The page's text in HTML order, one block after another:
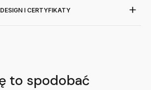
I CERTYFIKATY
to spodobać